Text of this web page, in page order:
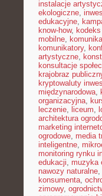
instalacje
ekologiczne,
edukacyjne,
know-how,
mobilne,
komunikatory,
artystyczne,
konsultacje
krajobraz
kryptowaluty
międzynarodowa,
organizacyjna,
leczenie, liceum,
architektura
marketing
ogrodowe, media
inteligentne,
monitoring rynku
edukacji, muzyka
nawozy naturalne,
konsumenta,
zimowy,